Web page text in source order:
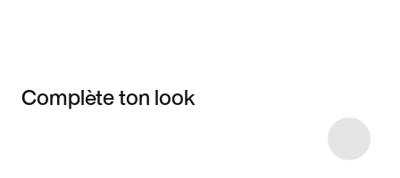
Complète ton look